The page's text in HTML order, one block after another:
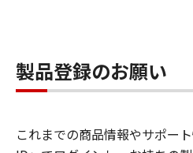
製品登録のお願い
これまでの商品情報やサポー